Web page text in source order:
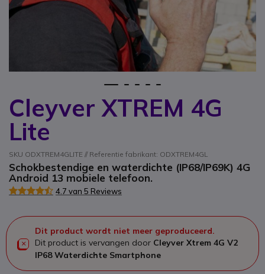
Cleyver XTREM 4G
Lite
SKU ODXTREM4GLITE // Referentie fabrikant: ODXTREM4GL
Schokbestendige en waterdichte (IP68/IP69K) 4G
Android 13 mobiele telefoon.
4.7 van 5 Reviews
Dit product wordt niet meer geproduceerd.
Dit product is vervangen door Cleyver Xtrem 4G V2
IP68 Waterdichte Smartphone
Ga naar het begin van de afbeeldingen-gallerij